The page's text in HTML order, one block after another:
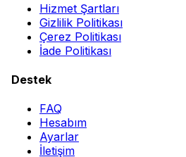
Hizmet Şartları
Gizlilik Politikası
Çerez Politikası
İade Politikası
Destek
FAQ
Hesabım
Ayarlar
İletişim